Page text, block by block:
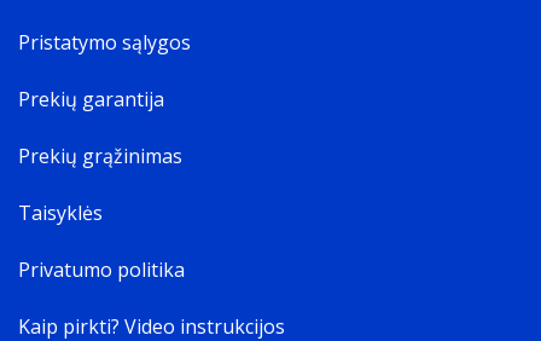
Pristatymo sąlygos
Prekių garantija
Prekių grąžinimas
Taisyklės
Privatumo politika
Kaip pirkti? Video instrukcijos